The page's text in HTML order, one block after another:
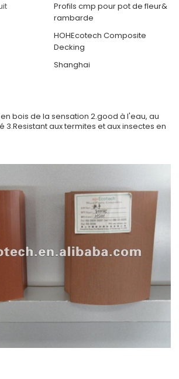
Profils cmp pour pot de fleur&
rambarde
HOHEcotech Composite
Decking
Shanghai
bois de la sensation 2.good à l'eau, au
3.Resistant aux termites et aux insectes en